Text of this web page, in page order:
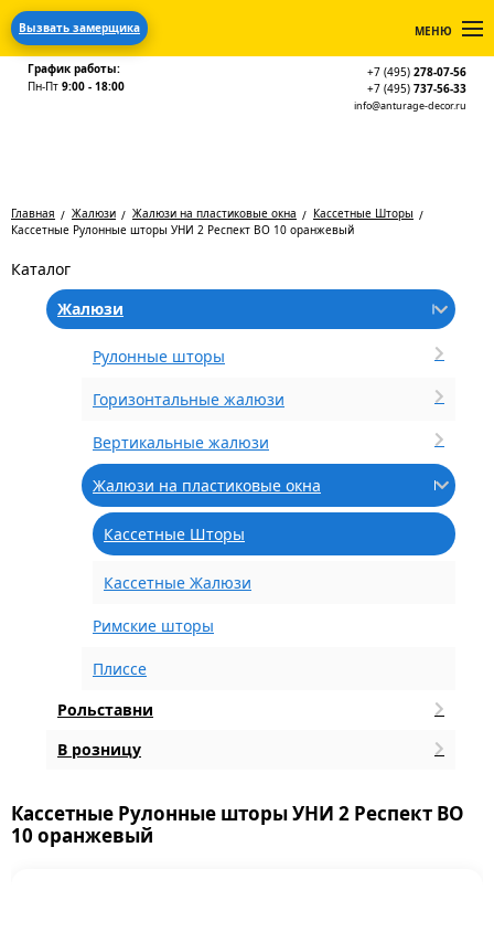
Вызвать замерщика МЕНЮ
График работы:
Пн-Пт 9:00 - 18:00
+7 (495) 278-07-56
+7 (495) 737-56-33
info@anturage-decor.ru
Главная Жалюзи Жалюзи на пластиковые окна
Кассетные Шторы
Кассетные Рулонные шторы УНИ 2 Респект BO 10 оранжевый
Каталог
Жалюзи
Рулонные шторы
Горизонтальные жалюзи
Вертикальные жалюзи
Жалюзи на пластиковые окна
Кассетные Шторы
Кассетные Жалюзи
Римские шторы
Плиссе
Рольставни
В розницу
Кассетные Рулонные шторы УНИ 2 Респект BO
10 оранжевый